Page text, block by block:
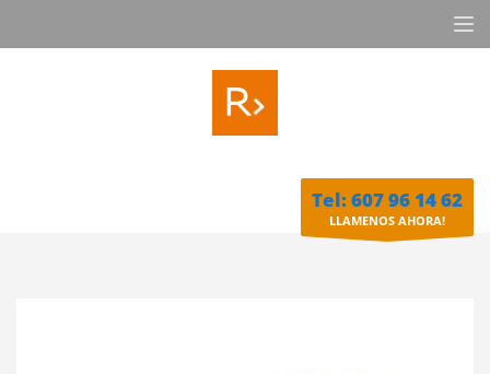
Tel: 607 96 14 62
LLAMENOS AHORA!